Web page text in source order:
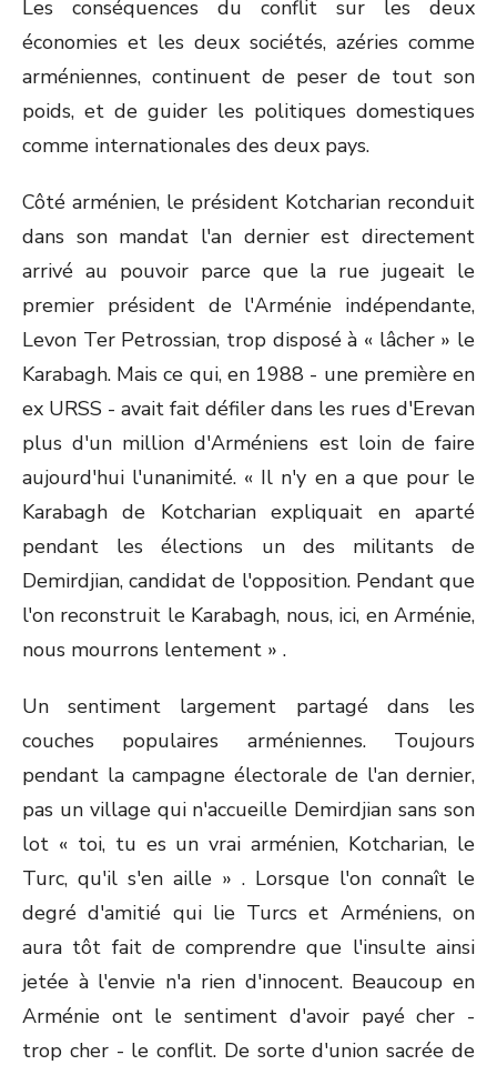
Les conséquences du conflit sur les deux
économies et les deux sociétés, azéries comme
arméniennes, continuent de peser de tout son
poids, et de guider les politiques domestiques
comme internationales des deux pays.
Côté arménien, le président Kotcharian reconduit
dans son mandat l'an dernier est directement
arrivé au pouvoir parce que la rue jugeait le
premier président de l'Arménie indépendante,
Levon Ter Petrossian, trop disposé à « lâcher » le
Karabagh. Mais ce qui, en 1988 - une première en
ex URSS - avait fait défiler dans les rues d'Erevan
plus d'un million d'Arméniens est loin de faire
aujourd'hui l'unanimité. « Il n'y en a que pour le
Karabagh de Kotcharian expliquait en aparté
pendant les élections un des militants de
Demirdjian, candidat de l'opposition. Pendant que
l'on reconstruit le Karabagh, nous, ici, en Arménie,
nous mourrons lentement » .
Un sentiment largement partagé dans les
couches populaires arméniennes. Toujours
pendant la campagne électorale de l'an dernier,
pas un village qui n'accueille Demirdjian sans son
lot « toi, tu es un vrai arménien, Kotcharian, le
Turc, qu'il s'en aille » . Lorsque l'on connaît le
degré d'amitié qui lie Turcs et Arméniens, on
aura tôt fait de comprendre que l'insulte ainsi
jetée à l'envie n'a rien d'innocent. Beaucoup en
Arménie ont le sentiment d'avoir payé cher -
trop cher - le conflit. De sorte d'union sacrée de